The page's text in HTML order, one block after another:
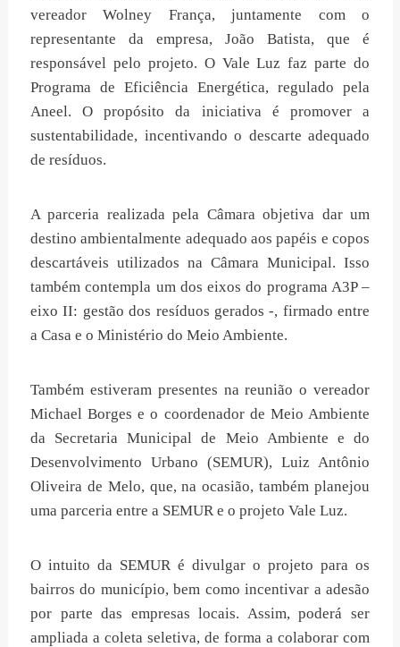
vereador Wolney França, juntamente com o
representante da empresa, João Batista, que é
responsável pelo projeto. O Vale Luz faz parte do
Programa de Eficiência Energética, regulado pela
Aneel. O propósito da iniciativa é promover a
sustentabilidade, incentivando o descarte adequado
de resíduos.
A parceria realizada pela Câmara objetiva dar um
destino ambientalmente adequado aos papéis e copos
descartáveis utilizados na Câmara Municipal. Isso
também contempla um dos eixos do programa A3P –
eixo II: gestão dos resíduos gerados -, firmado entre
a Casa e o Ministério do Meio Ambiente.
Também estiveram presentes na reunião o vereador
Michael Borges e o coordenador de Meio Ambiente
da Secretaria Municipal de Meio Ambiente e do
Desenvolvimento Urbano (SEMUR), Luiz Antônio
Oliveira de Melo, que, na ocasião, também planejou
uma parceria entre a SEMUR e o projeto Vale Luz.
O intuito da SEMUR é divulgar o projeto para os
bairros do município, bem como incentivar a adesão
por parte das empresas locais. Assim, poderá ser
ampliada a coleta seletiva, de forma a colaborar com